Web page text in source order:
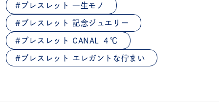
ブレスレット 一生モノ
ブレスレット 記念ジュエリー
ブレスレット CANAL ４℃
ブレスレット エレガントな佇まい